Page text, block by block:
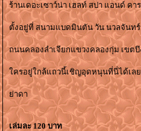
ร้านเดอะเซาว์น่า เฮลท์ สปา แอนด์ คาร
ตั้งอยู่ที่ สนามแบดมินตัน วัน นวลจันทร์
ถนนคลองลำเจียกแขวงคลองกุ่ม เขต
ครอยู่ใกล้แถวนี้เชิญอุดหนุนที่นี่ได้เล
่าดา
เล่มละ 120 บาท